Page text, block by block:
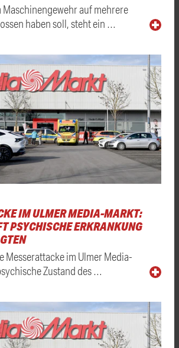
Maschinengewehr auf mehrere
haben soll, steht ein …
IM ULMER MEDIA-MARKT:
PSYCHISCHE ERKRANKUNG
Messerattacke im Ulmer Media-
Zustand des …